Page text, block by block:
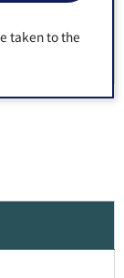
taken to the